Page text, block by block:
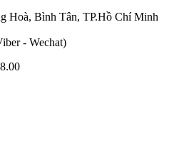
Hoà, Bình Tân, TP.Hồ Chí Minh
- Wechat)